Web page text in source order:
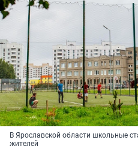
В Ярославской области школьные
жителей